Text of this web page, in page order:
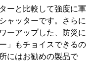
ーと比較して強度に軍
ャッターです。さらに
ーアップした、防災に
」もチョイスできるの
にはお勧めの製品で